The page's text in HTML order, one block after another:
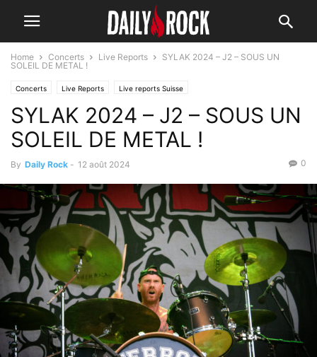
Home Concerts Live Reports
SYLAK 2024 – J2 – SOUS UN
SOLEIL DE METAL !
Concerts Live Reports Live reports Suisse
SYLAK 2024 – J2 – SOUS UN
SOLEIL DE METAL !
By Daily Rock - 12 août 2024 0